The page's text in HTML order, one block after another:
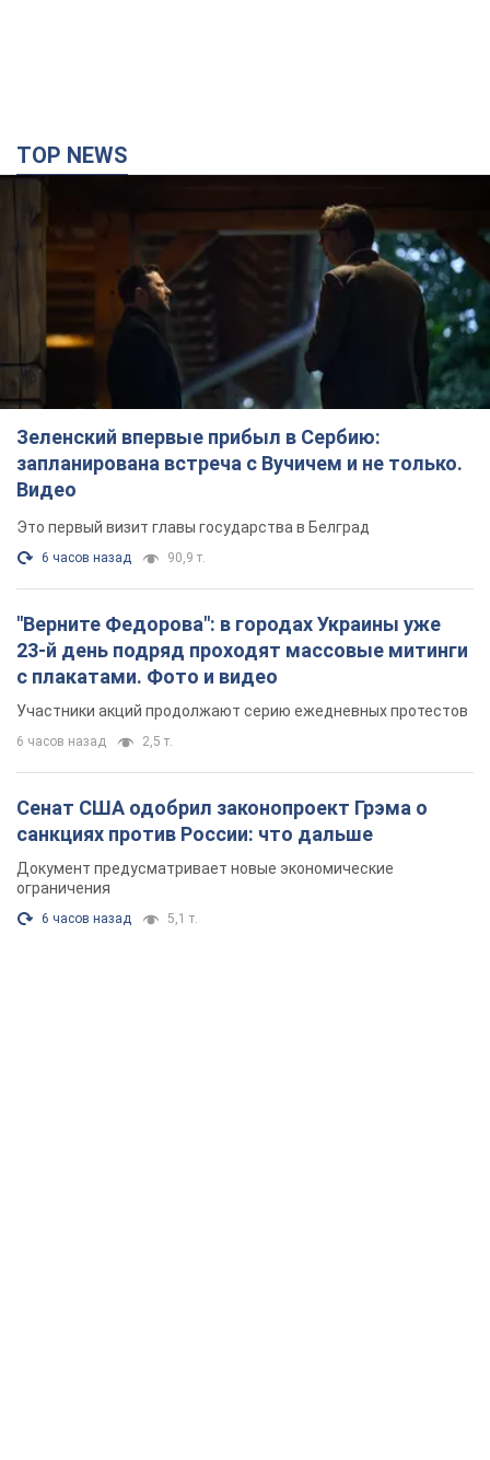
TOP NEWS
Зеленский впервые прибыл в Сербию:
запланирована встреча с Вучичем и не только.
Видео
Это первый визит главы государства в Белград
6 часов назад 90,9 т.
"Верните Федорова": в городах Украины уже
23-й день подряд проходят массовые митинги
с плакатами. Фото и видео
Участники акций продолжают серию ежедневных протестов
6 часов назад 2,5 т.
Сенат США одобрил законопроект Грэма о
санкциях против России: что дальше
Документ предусматривает новые экономические
ограничения
6 часов назад 5,1 т.